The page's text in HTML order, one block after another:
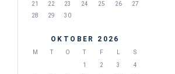
21
22 23 24 25 26
27
28
29 30
OKTOBER 2026
M T O T F
S
1
2 3
4